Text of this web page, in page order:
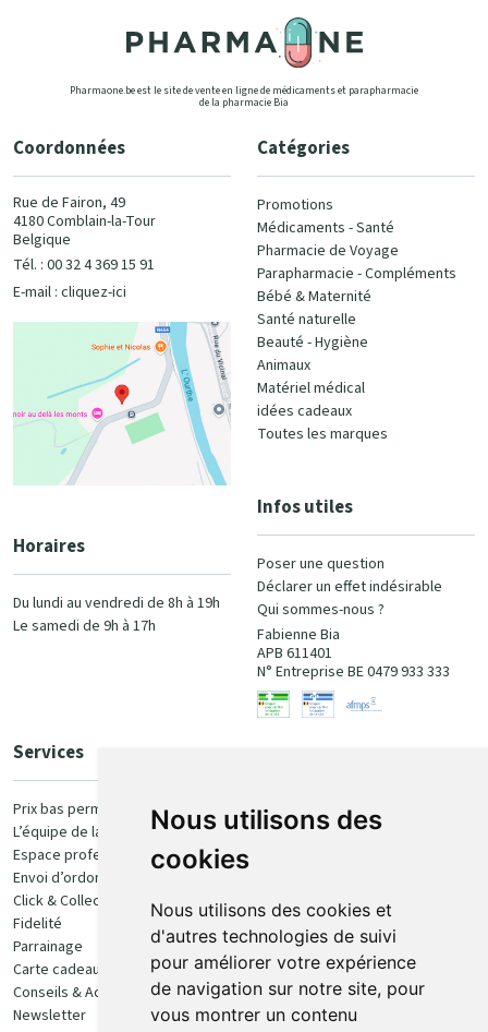
Nous utilisons des
cookies
Nous utilisons des cookies et
d'autres technologies de suivi
pour améliorer votre expérience
de navigation sur notre site, pour
vous montrer un contenu
Pharmaone.be est le site de vente en ligne de médicaments et parapharmacie
de la pharmacie Bia
Coordonnées
Rue de Fairon, 49
4180 Comblain-la-Tour
Belgique
Tél. : 00 32 4 369 15 91
E-mail : cliquez-ici
Horaires
Du lundi au vendredi de 8h à 19h
Le samedi de 9h à 17h
Catégories
Promotions
Médicaments - Santé
Pharmacie de Voyage
Parapharmacie - Compléments
Bébé & Maternité
Santé naturelle
Beauté - Hygiène
Animaux
Matériel médical
idées cadeaux
Toutes les marques
Infos utiles
Poser une question
Déclarer un effet indésirable
Qui sommes-nous ?
Fabienne Bia
APB 611401
N° Entreprise BE 0479 933 333
Services
Prix bas permanent
L’équipe de la pharmacie
Espace professionnel
Envoi d’ordonnance
Click & Collect
Fidelité
Parrainage
Carte cadeau
Conseils & Actualités
Newsletter
100% sécurisé
Retrait et livraison